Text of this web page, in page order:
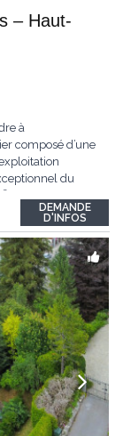
– Haut-
à
composé d’une
du
: Cuisine
DEMANDE
D'INFOS